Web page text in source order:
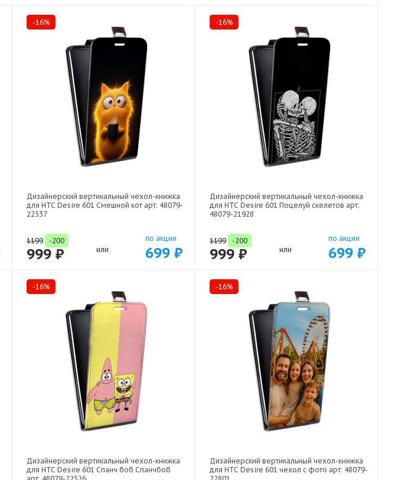
-16%
Дизайнерский вертикальный чехол-книжка
для HTC Desire 601 Смешной кот арт: 48079-
22537
1199 -200
999 ₽ или
по акции
699 ₽
-16%
Дизайнерский вертикальный чехол-книжка
для HTC Desire 601 Поцелуй скелетов арт:
48079-21928
1199 -200
999 ₽ или
по акции
699 ₽
-16%
Дизайнерский вертикальный чехол-книжка
для HTC Desire 601 Спанч боб Спанчбоб
-16%
Дизайнерский вертикальный чехол-книжка
для HTC Desire 601 чехол с фото арт: 48079-